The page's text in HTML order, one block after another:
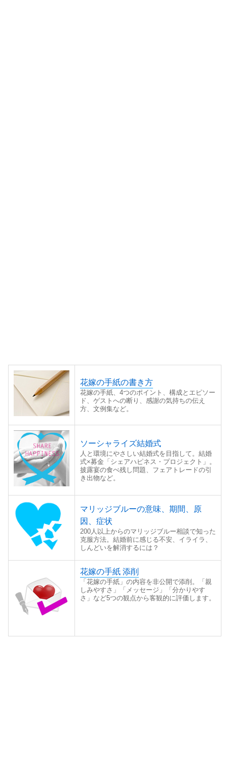
花嫁の手紙の書き方
花嫁の手紙、4つのポイント、構成とエピソー
ド、ゲストへの断り、感謝の気持ちの伝え
方、文例集など。
ソーシャライズ結婚式
人と環境にやさしい結婚式を目指して。結婚
式×募金「シェアハピネス・プロジェクト」。
披露宴の食べ残し問題、フェアトレードの引
き出物など。
マリッジブルーの意味、期間、原
因、症状
200人以上からのマリッジブルー相談で知った
克服方法。結婚前に感じる不安、イライラ、
しんどいを解消するには？
花嫁の手紙 添削
「花嫁の手紙」の内容を非公開で添削。「親
しみやすさ」「メッセージ」「分かりやす
さ」など5つの観点から客観的に評価します。